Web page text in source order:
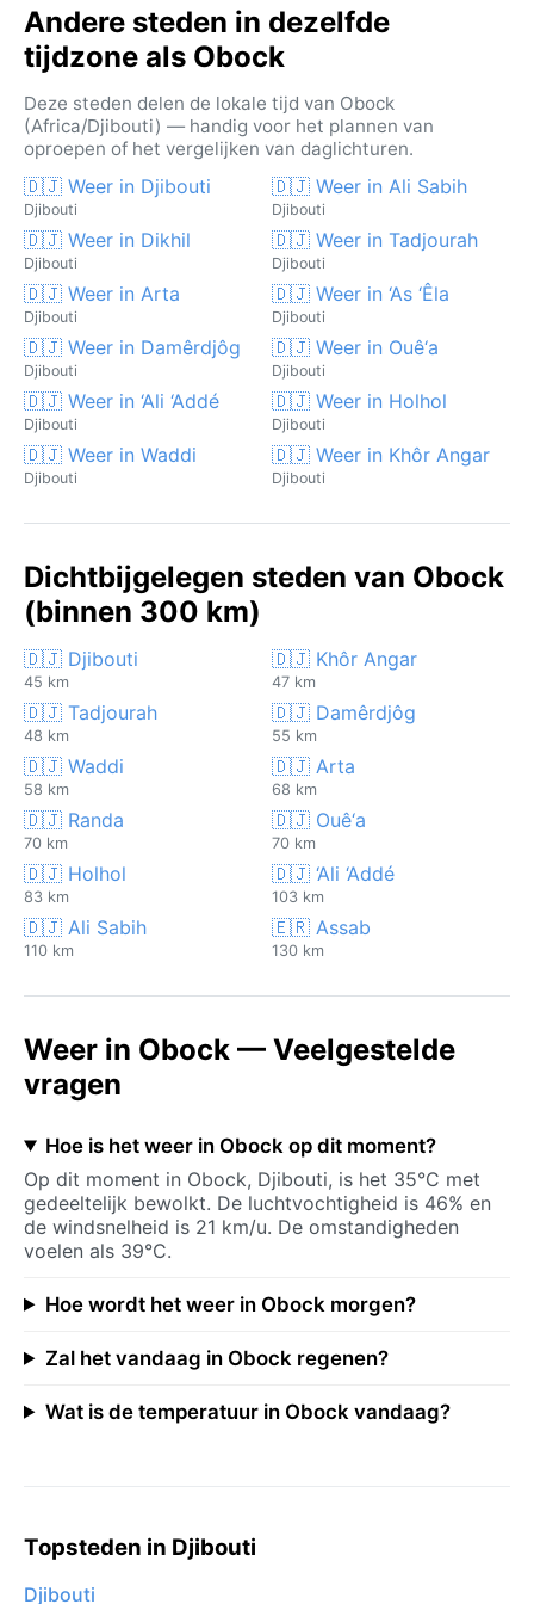
Andere steden in dezelfde
tijdzone als Obock
Deze steden delen de lokale tijd van Obock
(Africa/Djibouti) — handig voor het plannen van
oproepen of het vergelijken van daglichturen.
🇩🇯 Weer in Djibouti
Djibouti
🇩🇯 Weer in Ali Sabih
Djibouti
🇩🇯 Weer in Dikhil
Djibouti
🇩🇯 Weer in Tadjourah
Djibouti
🇩🇯 Weer in Arta
Djibouti
🇩🇯 Weer in ‘As ‘Êla
Djibouti
🇩🇯 Weer in Damêrdjôg
Djibouti
🇩🇯 Weer in Ouê‘a
Djibouti
🇩🇯 Weer in ‘Ali ‘Addé
Djibouti
🇩🇯 Weer in Holhol
Djibouti
🇩🇯 Weer in Waddi
Djibouti
🇩🇯 Weer in Khôr Angar
Djibouti
Dichtbijgelegen steden van Obock
(binnen 300 km)
🇩🇯 Djibouti
45 km
🇩🇯 Khôr Angar
47 km
🇩🇯 Tadjourah
48 km
🇩🇯 Damêrdjôg
55 km
🇩🇯 Waddi
58 km
🇩🇯 Arta
68 km
🇩🇯 Randa
70 km
🇩🇯 Ouê‘a
70 km
🇩🇯 Holhol
83 km
🇩🇯 ‘Ali ‘Addé
103 km
🇩🇯 Ali Sabih
110 km
🇪🇷 Assab
130 km
Weer in Obock — Veelgestelde
vragen
Hoe is het weer in Obock op dit moment?
Op dit moment in Obock, Djibouti, is het 35°C met
gedeeltelijk bewolkt. De luchtvochtigheid is 46% en
de windsnelheid is 21 km/u. De omstandigheden
voelen als 39°C.
Hoe wordt het weer in Obock morgen?
Zal het vandaag in Obock regenen?
Wat is de temperatuur in Obock vandaag?
Topsteden in Djibouti
Djibouti